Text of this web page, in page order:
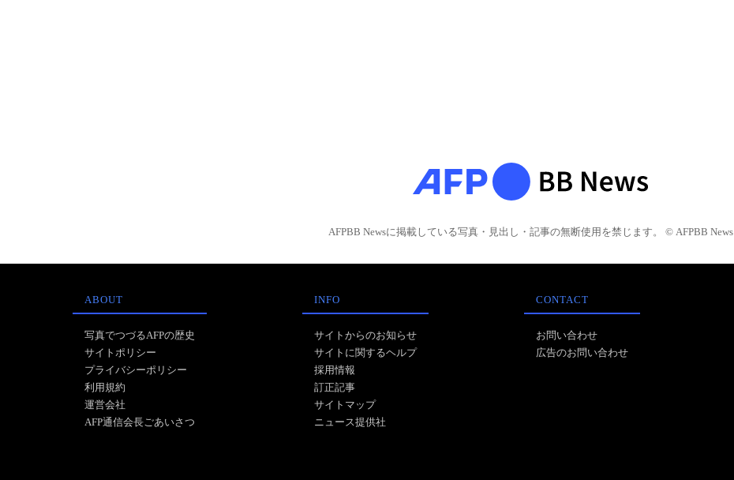
AFPBB Newsに掲載している写真・見出し・記事の無断使用を禁じます。 © AFPBB News
ABOUT
写真でつづるAFPの歴史
サイトポリシー
プライバシーポリシー
利用規約
運営会社
AFP通信会長ごあいさつ
INFO
サイトからのお知らせ
サイトに関するヘルプ
採用情報
訂正記事
サイトマップ
ニュース提供社
CONTACT
お問い合わせ
広告のお問い合わせ